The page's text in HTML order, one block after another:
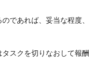
であれば、妥当な程度、
スクを切りなおして報酬